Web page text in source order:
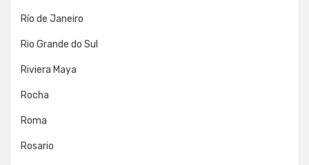
Río de Janeiro
Rio Grande do Sul
Riviera Maya
Rocha
Roma
Rosario